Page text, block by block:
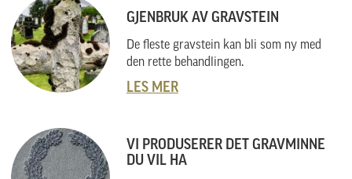
GJENBRUK AV GRAVSTEIN
De fleste gravstein kan bli som ny med
den rette behandlingen.
LES MER
VI PRODUSERER DET GRAVMINNE
DU VIL HA